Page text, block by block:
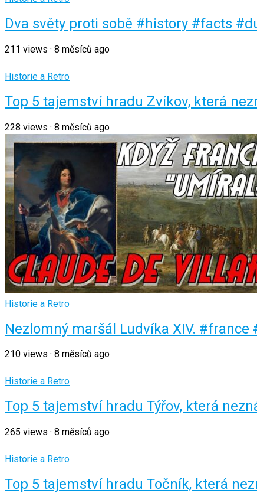
Dva světy proti sobě #history #facts
211 views · 8 měsíců ago
Historie a Retro
Top 5 tajemství hradu Zvíkov, která
228 views · 8 měsíců ago
Historie a Retro
Nezlomný maršál Ludvíka XIV.
210 views · 8 měsíců ago
Historie a Retro
Top 5 tajemství hradu Týřov, která
265 views · 8 měsíců ago
Historie a Retro
Top 5 tajemství hradu Točník, která